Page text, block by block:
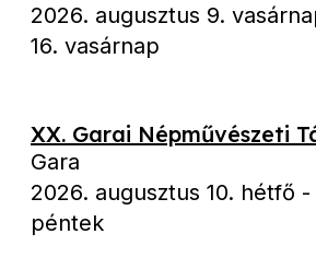
2026. augusztus 9.
16. vasárnap
XX. Garai Népművészeti
Gara
2026. augusztus 10. hétfő -
péntek